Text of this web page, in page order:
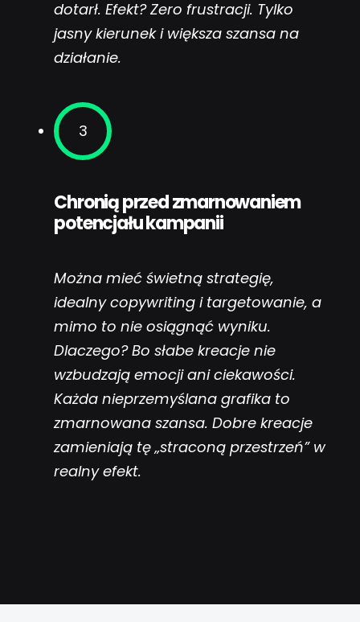
dotarł. Efekt? Zero frustracji. Tylko
jasny kierunek i większa szansa na
działanie.
3
Chronią przed zmarnowaniem
potencjału kampanii
Można mieć świetną strategię,
idealny copywriting i targetowanie, a
mimo to nie osiągnąć wyniku.
Dlaczego? Bo słabe kreacje nie
wzbudzają emocji ani ciekawości.
Każda nieprzemyślana grafika to
zmarnowana szansa. Dobre kreacje
zamieniają tę „straconą przestrzeń” w
realny efekt.